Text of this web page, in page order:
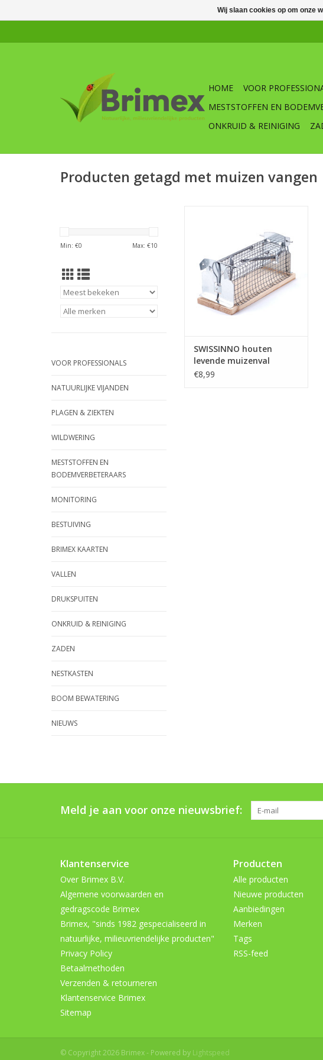
HOME VOOR
MESTSTOFFEN EN
ONKRUID & REINIGING
Producten getagd met muizen vangen
Min: €0 Max: €10
VOOR PROFESSIONALS
NATUURLIJKE VIJANDEN
PLAGEN & ZIEKTEN
WILDWERING
MESTSTOFFEN EN
BODEMVERBETERAARS
MONITORING
BESTUIVING
BRIMEX KAARTEN
VALLEN
DRUKSPUITEN
ONKRUID & REINIGING
ZADEN
NESTKASTEN
BOOM BEWATERING
NIEUWS
de muizen effectief en levend.
TOEVOEGEN AAN WINKELWAGEN
SWISSINNO houten
levende muizenval
€8,99
Meld je aan voor onze nieuwsbrief:
Klantenservice
Over Brimex B.V.
Algemene voorwaarden en
gedragscode Brimex
Brimex, "sinds 1982 gespecialiseerd in
natuurlijke, milieuvriendelijke producten"
Privacy Policy
Betaalmethoden
Verzenden & retourneren
Klantenservice Brimex
Sitemap
Producten
Alle producten
Nieuwe producten
Aanbiedingen
Merken
Tags
RSS-feed
© Copyright 2026 Brimex - Powered by Lightspeed
Wij slaan cookies op om onze